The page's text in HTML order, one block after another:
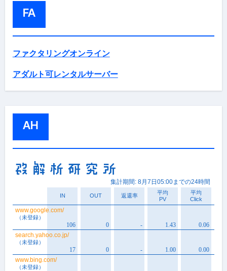
FA
ファクタリングオンライン
アダルト可レンタルサーバー
AH